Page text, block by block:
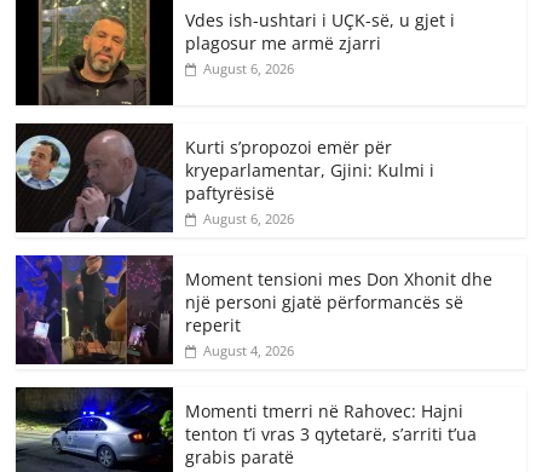
Vdes ish-ushtari i UÇK-së, u gjet i
plagosur me armë zjarri
August 6, 2026
Kurti s’propozoi emër për
kryeparlamentar, Gjini: Kulmi i
paftyrësisë
August 6, 2026
Moment tensioni mes Don Xhonit dhe
një personi gjatë përformancës së
reperit
August 4, 2026
Momenti tmerri në Rahovec: Hajni
tenton t’i vras 3 qytetarë, s’arriti t’ua
grabis paratë